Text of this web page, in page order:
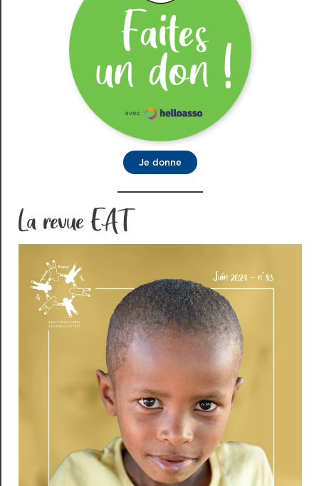
Je donne
La revue EAT